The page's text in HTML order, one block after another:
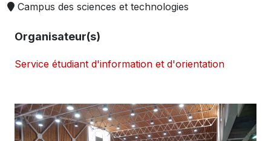
Campus des sciences et technologies
Organisateur(s)
Service étudiant d'information et d'orientation